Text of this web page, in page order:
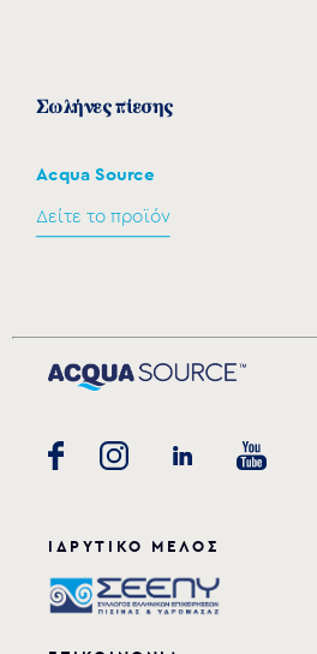
Σωλήνες πίεσης
Acqua Source
Δείτε το προϊόν
ΙΔΡΥΤΙΚΟ ΜΕΛΟΣ